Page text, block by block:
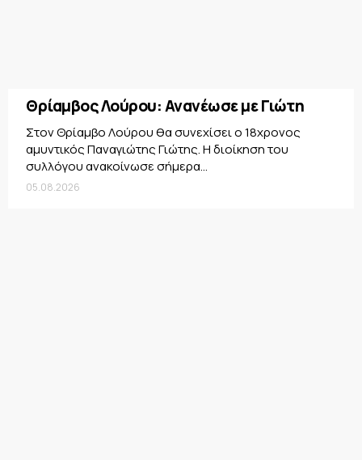
Θρίαμβος Λούρου: Ανανέωσε με Γιώτη
Στον Θρίαμβο Λούρου θα συνεχίσει ο 18χρονος
αμυντικός Παναγιώτης Γιώτης. Η διοίκηση του
συλλόγου ανακοίνωσε σήμερα...
05.08.2026